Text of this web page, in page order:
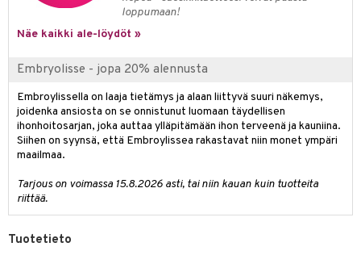
loppumaan!
Näe kaikki ale-löydöt »
Embryolisse - jopa 20% alennusta
Embroylissella on laaja tietämys ja alaan liittyvä suuri näkemys,
joidenka ansiosta on se onnistunut luomaan täydellisen
ihonhoitosarjan, joka auttaa ylläpitämään ihon terveenä ja kauniina.
Siihen on syynsä, että Embroylissea rakastavat niin monet ympäri
maailmaa.
Tarjous on voimassa 15.8.2026 asti, tai niin kauan kuin tuotteita
riittää.
Tuotetieto
Päivävoide
poisto
hoito
& saippuat
& Viikset
de toilette
tuotteet
poisto
hoito
& saippuat
2: Kirkastus
ja Vartalonhoito
& vastauksia